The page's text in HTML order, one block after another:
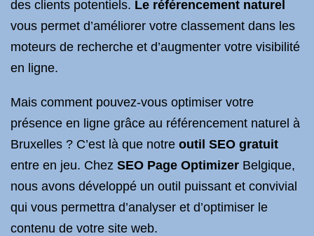
des clients potentiels. Le référencement naturel
vous permet d’améliorer votre classement dans les
moteurs de recherche et d’augmenter votre visibilité
en ligne.
Mais comment pouvez-vous optimiser votre
présence en ligne grâce au référencement naturel à
Bruxelles ? C’est là que notre outil SEO gratuit
entre en jeu. Chez SEO Page Optimizer Belgique,
nous avons développé un outil puissant et convivial
qui vous permettra d’analyser et d’optimiser le
contenu de votre site web.